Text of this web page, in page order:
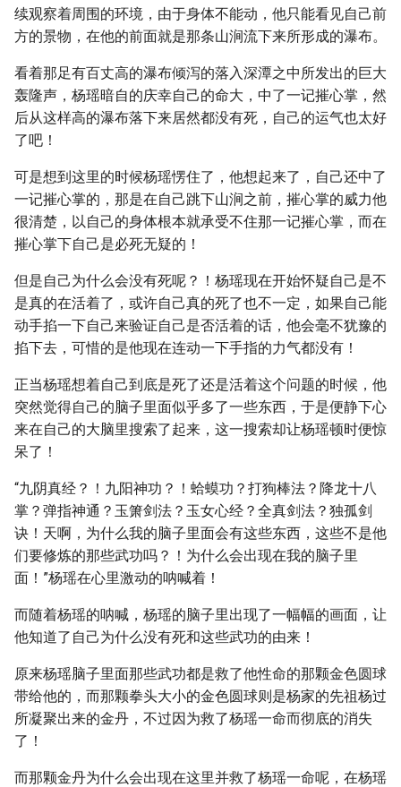
续观察着周围的环境，由于身体不能动，他只能看见自己前
方的景物，在他的前面就是那条山涧流下来所形成的瀑布。
看着那足有百丈高的瀑布倾泻的落入深潭之中所发出的巨大
轰隆声，杨瑶暗自的庆幸自己的命大，中了一记摧心掌，然
后从这样高的瀑布落下来居然都没有死，自己的运气也太好
了吧！
可是想到这里的时候杨瑶愣住了，他想起来了，自己还中了
一记摧心掌的，那是在自己跳下山涧之前，摧心掌的威力他
很清楚，以自己的身体根本就承受不住那一记摧心掌，而在
摧心掌下自己是必死无疑的！
但是自己为什么会没有死呢？！杨瑶现在开始怀疑自己是不
是真的在活着了，或许自己真的死了也不一定，如果自己能
动手掐一下自己来验证自己是否活着的话，他会毫不犹豫的
掐下去，可惜的是他现在连动一下手指的力气都没有！
正当杨瑶想着自己到底是死了还是活着这个问题的时候，他
突然觉得自己的脑子里面似乎多了一些东西，于是便静下心
来在自己的大脑里搜索了起来，这一搜索却让杨瑶顿时便惊
呆了！
“九阴真经？！九阳神功？！蛤蟆功？打狗棒法？降龙十八
掌？弹指神通？玉箫剑法？玉女心经？全真剑法？独孤剑
诀！天啊，为什么我的脑子里面会有这些东西，这些不是他
们要修炼的那些武功吗？！为什么会出现在我的脑子里
面！”杨瑶在心里激动的呐喊着！
而随着杨瑶的呐喊，杨瑶的脑子里出现了一幅幅的画面，让
他知道了自己为什么没有死和这些武功的由来！
原来杨瑶脑子里面那些武功都是救了他性命的那颗金色圆球
带给他的，而那颗拳头大小的金色圆球则是杨家的先祖杨过
所凝聚出来的金丹，不过因为救了杨瑶一命而彻底的消失
了！
而那颗金丹为什么会出现在这里并救了杨瑶一命呢，在杨瑶